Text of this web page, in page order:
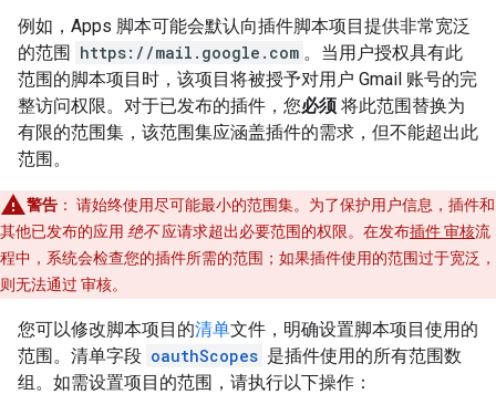
例如，Apps 脚本可能会默认向插件脚本项目提供非常宽泛
的范围 https://mail.google.com 。当用户授权具有此
范围的脚本项目时，该项目将被授予对用户 Gmail 账号的完
整访问权限。对于已发布的插件，您必须 将此范围替换为
有限的范围集，该范围集应涵盖插件的需求，但不能超出此
范围。
警告 ： 请始终使用尽可能最小的范围集。为了保护用户信息，插件和
其他已发布的应用 绝不应请求超出必要范围的权限。在发布插件 审核流
程中，系统会检查您的插件所需的范围；如果插件使用的范围过于宽泛，
则无法通过 审核。
您可以修改脚本项目的清单文件，明确设置脚本项目使用的
范围。清单字段 oauthScopes 是插件使用的所有范围数
组。如需设置项目的范围，请执行以下操作：